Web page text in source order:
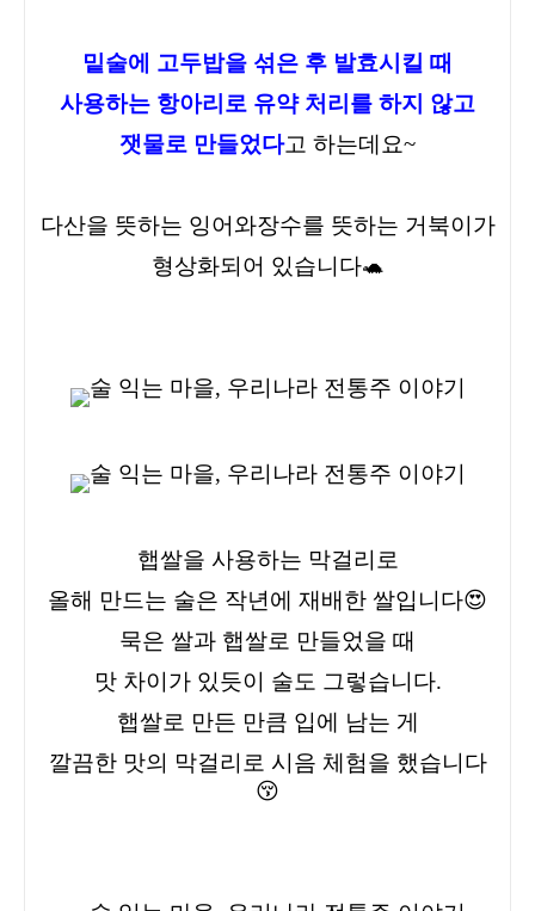
밑술에 고두밥을 섞은 후 발효시킬 때
사용하는 항아리로 유약 처리를 하지 않고
잿물로 만들었다고 하는데요~
다산을 뜻하는 잉어와장수를 뜻하는 거북이가
형상화되어 있습니다🐢
햅쌀을 사용하는 막걸리로
올해 만드는 술은 작년에 재배한 쌀입니다😍
묵은 쌀과 햅쌀로 만들었을 때
맛 차이가 있듯이 술도 그렇습니다.
햅쌀로 만든 만큼 입에 남는 게
깔끔한 맛의 막걸리로 시음 체험을 했습니다
😚